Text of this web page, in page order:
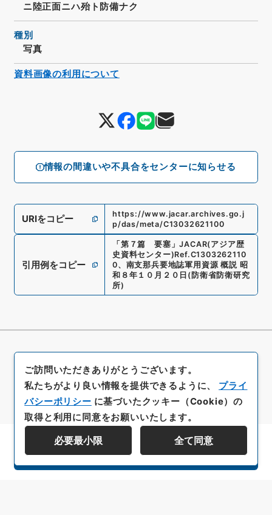
情報の間違いや不具合をセンターに知らせる
ニ陸正面ニハ殆ト防備ナク
種別
写真
URIをコピー
https://www.jacar.archives.go.j
p/das/meta/C13032621100
引用例をコピー
「 第７篇 要塞 」JACAR(アジア歴
史資料センター)Ref.C1303262110
0、 南支那兵要地誌軍用資源 概説 昭
和８年１０月２０日 ( 防衛省防衛研究
所)
資料画像の利用について
資料群階層を表示する
ご訪問いただきありがとうございます。
私たちがより良い情報を提供できるように、 プライ
バシーポリシー に基づいたクッキー（Cookie）の
取得と利用に同意をお願いいたします。
必要最小限 全て同意